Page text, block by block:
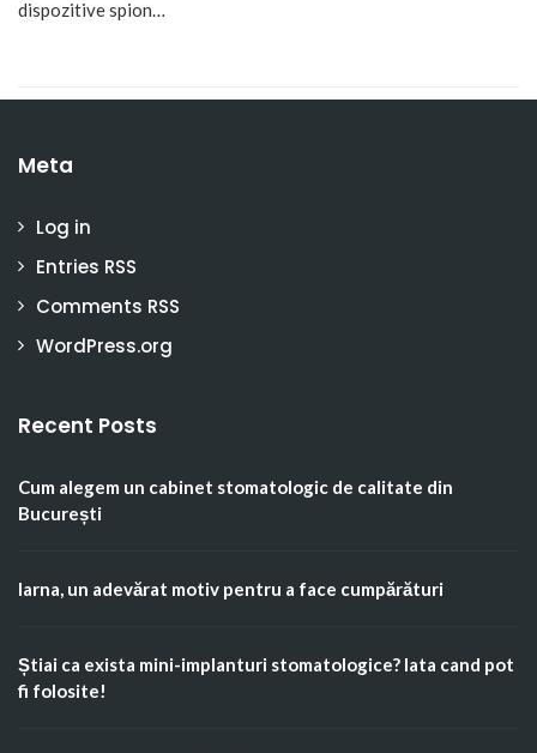
dispozitive spion…
Meta
Log in
Entries RSS
Comments RSS
WordPress.org
Recent Posts
Cum alegem un cabinet stomatologic de calitate din
București
Iarna, un adevărat motiv pentru a face cumpărături
Știai ca exista mini-implanturi stomatologice? Iata cand pot
fi folosite!